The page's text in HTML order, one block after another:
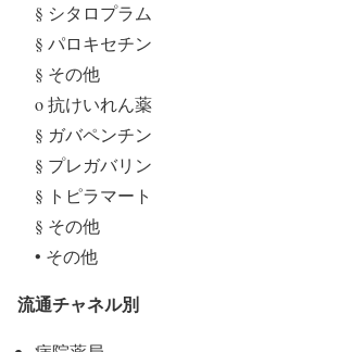
§ シタロプラム
§ パロキセチン
§ その他
o 抗けいれん薬
§ ガバペンチン
§ プレガバリン
§ トピラマート
§ その他
• その他
流通チャネル別